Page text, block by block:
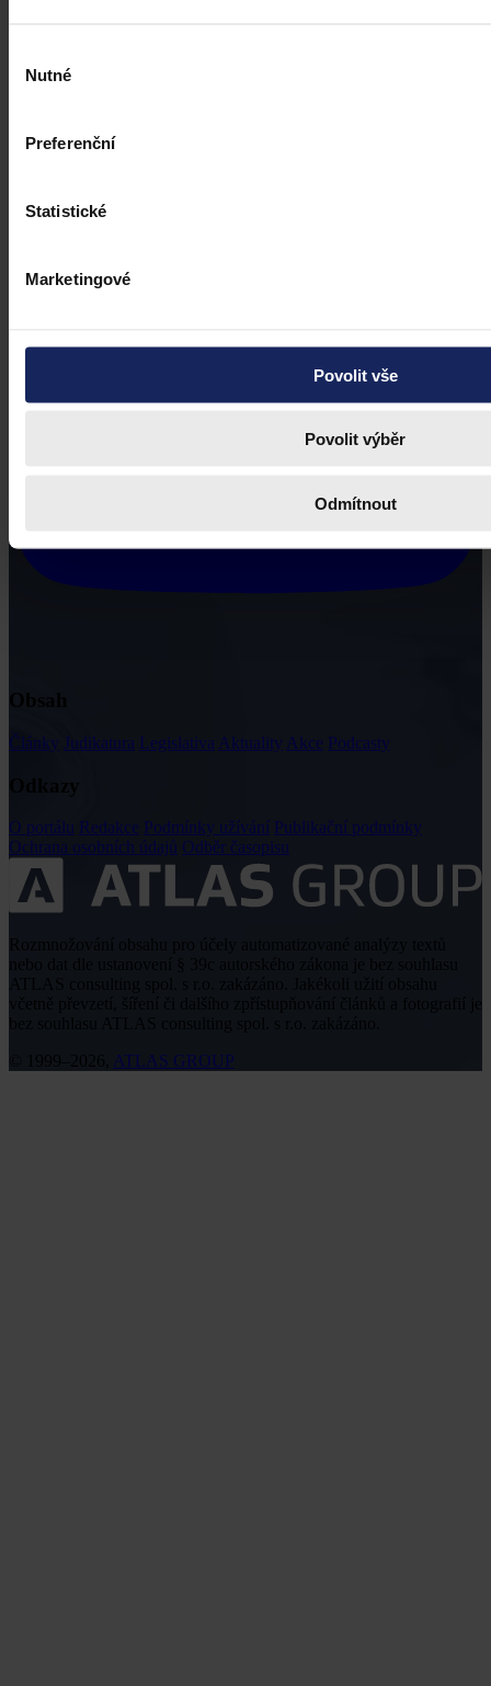
souhlasu
Nutné
Preferenční
Statistické
Marketingové
Povolit vše
Povolit výběr
Odmítnout
Články Judikatura Legislativa Aktuality Akce Podcasty
O portálu Redakce Podmínky užívání Publikační podmínky
Ochrana osobních údajů Odběr časopisu
včetně převzetí, šíření či dalšího zpřístupňování článků a fotografií je
ATLAS GROUP